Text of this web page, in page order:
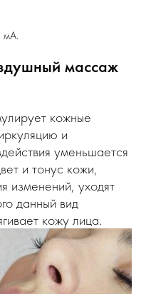
мА.
массаж
кожные
и
уменьшается
и тонус кожи,
изменений, уходят
данный вид
кожу лица.